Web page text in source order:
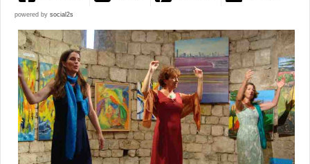
powered by social2s